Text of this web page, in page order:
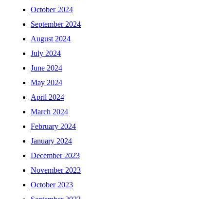
October 2024
September 2024
August 2024
July 2024
June 2024
May 2024
April 2024
March 2024
February 2024
January 2024
December 2023
November 2023
October 2023